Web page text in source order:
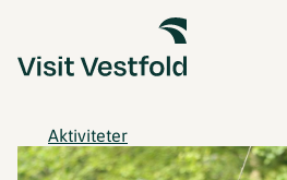
Aktiviteter